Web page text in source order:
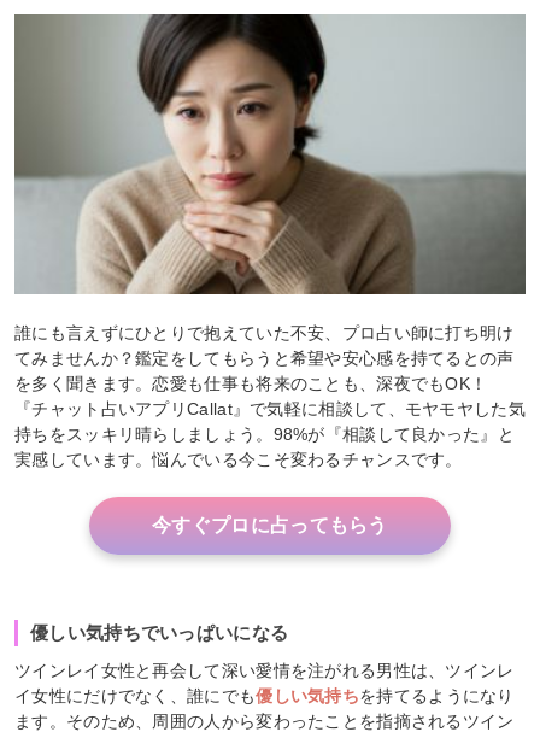
誰にも言えずにひとりで抱えていた不安、プロ占い師に打ち明け
てみませんか？鑑定をしてもらうと希望や安心感を持てるとの声
を多く聞きます。恋愛も仕事も将来のことも、深夜でもOK！
『チャット占いアプリCallat』で気軽に相談して、モヤモヤした気
持ちをスッキリ晴らしましょう。98%が『相談して良かった』と
実感しています。悩んでいる今こそ変わるチャンスです。
今すぐプロに占ってもらう
優しい気持ちでいっぱいになる
ツインレイ女性と再会して深い愛情を注がれる男性は、ツインレ
イ女性にだけでなく、誰にでも優しい気持ちを持てるようになり
ます。そのため、周囲の人から変わったことを指摘されるツイン